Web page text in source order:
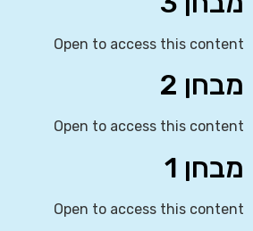
Open to access this content
מבחן 2
Open to access this content
מבחן 1
Open to access this content